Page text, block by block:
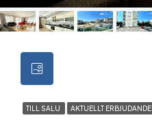
TILL SALU AKTUELLT ERBJUDANDE